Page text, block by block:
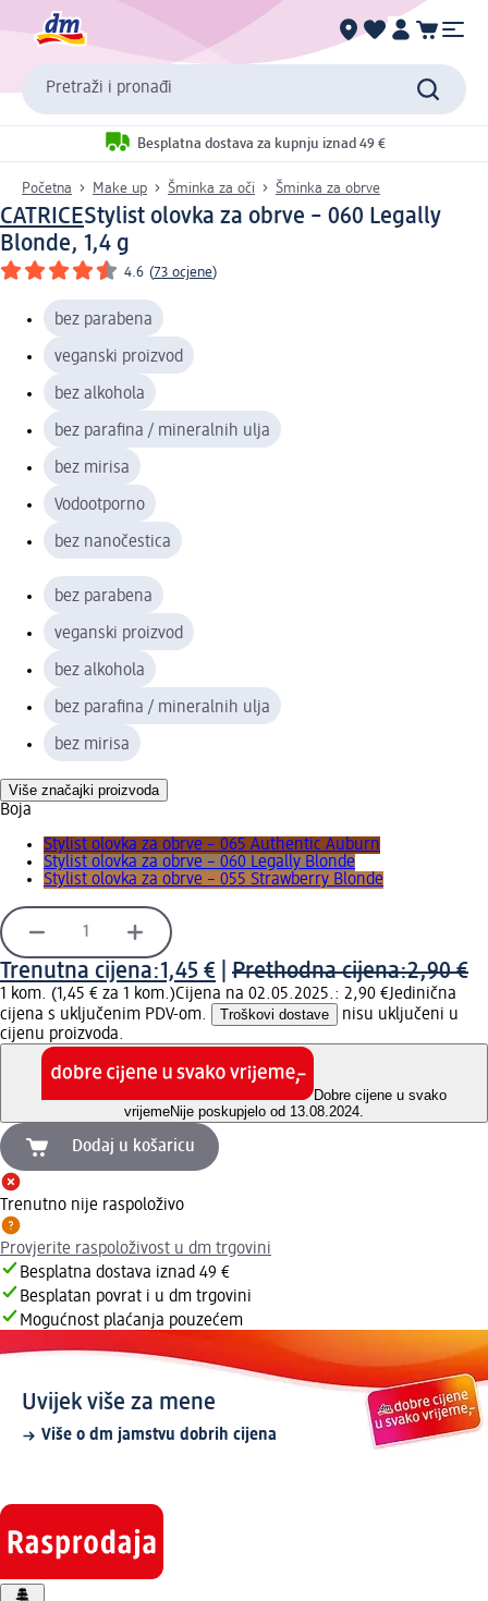
Pretraži i pronađi
Besplatna dostava za kupnju iznad 49 €
Početna Make up Šminka za oči Šminka za obrve
CATRICEStylist olovka za obrve – 060 Legally
Blonde, 1,4 g
4.6 (73 ocjene)
bez parabena
veganski proizvod
bez alkohola
bez parafina / mineralnih ulja
bez mirisa
Vodootporno
bez nanočestica
bez parabena
veganski proizvod
bez alkohola
bez parafina / mineralnih ulja
bez mirisa
Više značajki proizvoda
Boja
Stylist olovka za obrve – 065 Authentic Auburn
Stylist olovka za obrve – 060 Legally Blonde
Stylist olovka za obrve – 055 Strawberry Blonde
Trenutna cijena:1,45 € Prethodna cijena:2,90 €
1 kom. (1,45 € za 1 kom.)Cijena na 02.05.2025.: 2,90 €Jedinična
cijena s uključenim PDV-om.
Troškovi dostave
nisu uključeni u
cijenu proizvoda.
Dobre cijene u svako
vrijemeNije poskupjelo od 13.08.2024.
Dodaj u košaricu
Trenutno nije raspoloživo
Provjerite raspoloživost u dm trgovini
Besplatna dostava iznad 49 €
Besplatan povrat i u dm trgovini
Mogućnost plaćanja pouzećem
Uvijek više za mene
Više o dm jamstvu dobrih cijena